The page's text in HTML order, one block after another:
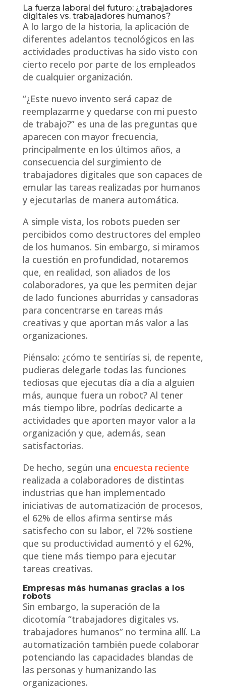
La fuerza laboral del futuro: ¿trabajadores
digitales vs. trabajadores humanos?
A lo largo de la historia, la aplicación de
diferentes adelantos tecnológicos en las
actividades productivas ha sido visto con
cierto recelo por parte de los empleados
de cualquier organización.
“¿Este nuevo invento será capaz de
reemplazarme y quedarse con mi puesto
de trabajo?” es una de las preguntas que
aparecen con mayor frecuencia,
principalmente en los últimos años, a
consecuencia del surgimiento de
trabajadores digitales que son capaces de
emular las tareas realizadas por humanos
y ejecutarlas de manera automática.
A simple vista, los robots pueden ser
percibidos como destructores del empleo
de los humanos. Sin embargo, si miramos
la cuestión en profundidad, notaremos
que, en realidad, son aliados de los
colaboradores, ya que les permiten dejar
de lado funciones aburridas y cansadoras
para concentrarse en tareas más
creativas y que aportan más valor a las
organizaciones.
Piénsalo: ¿cómo te sentirías si, de repente,
pudieras delegarle todas las funciones
tediosas que ejecutas día a día a alguien
más, aunque fuera un robot? Al tener
más tiempo libre, podrías dedicarte a
actividades que aporten mayor valor a la
organización y que, además, sean
satisfactorias.
De hecho, según una encuesta reciente
realizada a colaboradores de distintas
industrias que han implementado
iniciativas de automatización de procesos,
el 62% de ellos afirma sentirse más
satisfecho con su labor, el 72% sostiene
que su productividad aumentó y el 62%,
que tiene más tiempo para ejecutar
tareas creativas.
Empresas más humanas gracias a los
robots
Sin embargo, la superación de la
dicotomía “trabajadores digitales vs.
trabajadores humanos” no termina allí. La
automatización también puede colaborar
potenciando las capacidades blandas de
las personas y humanizando las
organizaciones.